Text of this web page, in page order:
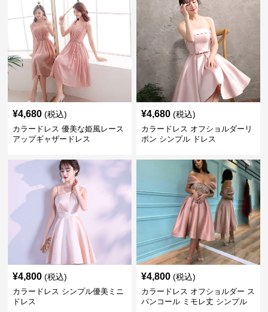
¥4,680 (税込)
カラードレス 優美な姫風レース
アップギャザードレス
¥4,680 (税込)
カラードレス オフショルダーリ
ボン シンプル ドレス
¥4,800 (税込)
カラードレス シンプル優美ミニ
ドレス
¥4,800 (税込)
カラードレス オフショルダー ス
パンコール ミモレ丈 シンプル